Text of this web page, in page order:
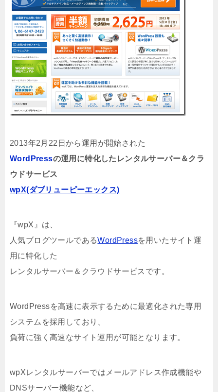
2013年2月22日から運用が開始された
WordPressの運用に特化したレンタルサーバー＆クラ
ウドサービス
wpX(ダブリューピーエックス)
『wpX』は、
人気ブログツールであるWordPressを用いたサイト運
用に特化した
レンタルサーバー＆クラウドサービスです。
WordPressを高速に表示するために最適化された専用
システムを採用しており、
負荷に強く高速なサイト運用が可能となります。
wpXレンタルサーバーではメールアドレス作成機能や
DNSサーバー機能など、